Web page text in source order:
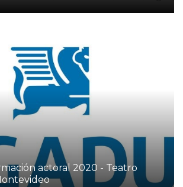
actoral 2020 - Teatro